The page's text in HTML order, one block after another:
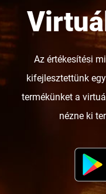
Az értékesítési
kifejlesztettünk
termékünket a
nézne ki